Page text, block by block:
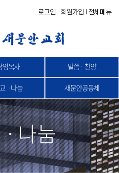
로그인 회원가입 전체메뉴
임목사 말씀 · 찬양
ㆍ나눔 새문안공동체
나눔